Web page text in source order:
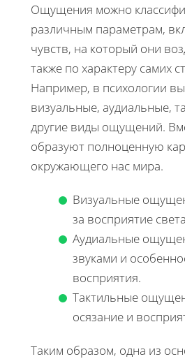
Ощущения можно
различным параметрам,
чувств, на который они
также по характеру самих
Например, в психологии
визуальные, аудиальные,
другие виды ощущений.
образуют полноценную
окружающего нас мира.
Визуальные
за восприятие
Аудиальные
звуками и
восприятия.
Тактильные
осязание и
Таким образом, одна из